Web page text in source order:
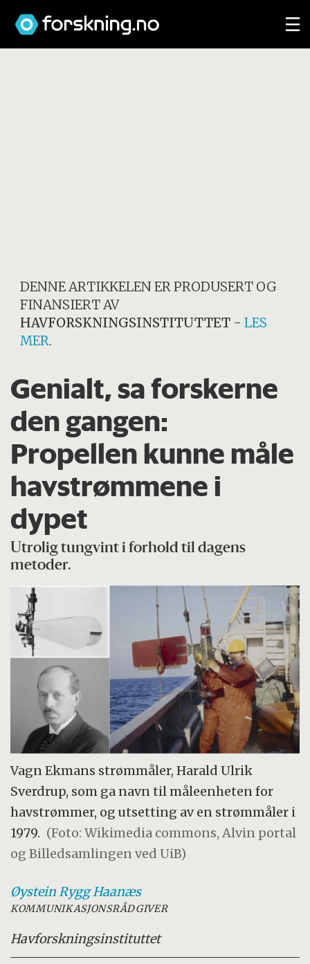
DENNE ARTIKKELEN ER PRODUSERT OG
FINANSIERT AV
HAVFORSKNINGSINSTITUTTET -LES
MER.
Genialt, sa forskerne
den gangen:
Propellen kunne måle
havstrømmene i
dypet
Utrolig tungvint i forhold til dagens
metoder.
Vagn Ekmans strømmåler, Harald Ulrik
Sverdrup, som ga navn til måleenheten for
havstrømmer, og utsetting av en strømmåler i
1979. (Foto: Wikimedia commons, Alvin portal
og Billedsamlingen ved UiB)
ØysteinRygg Haanæs
KOMMUNIKASJONSRÅDGIVER
Havforskningsinstituttet